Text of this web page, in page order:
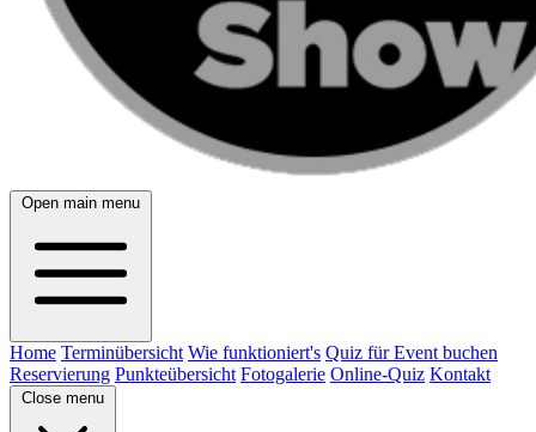
Open main menu
Home Terminübersicht Wie funktioniert's Quiz für Event buchen
Reservierung Punkteübersicht Fotogalerie Online-Quiz Kontakt
Close menu